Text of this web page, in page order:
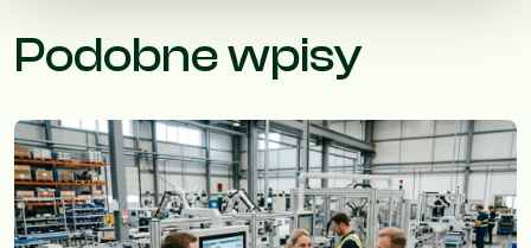
Podobne wpisy